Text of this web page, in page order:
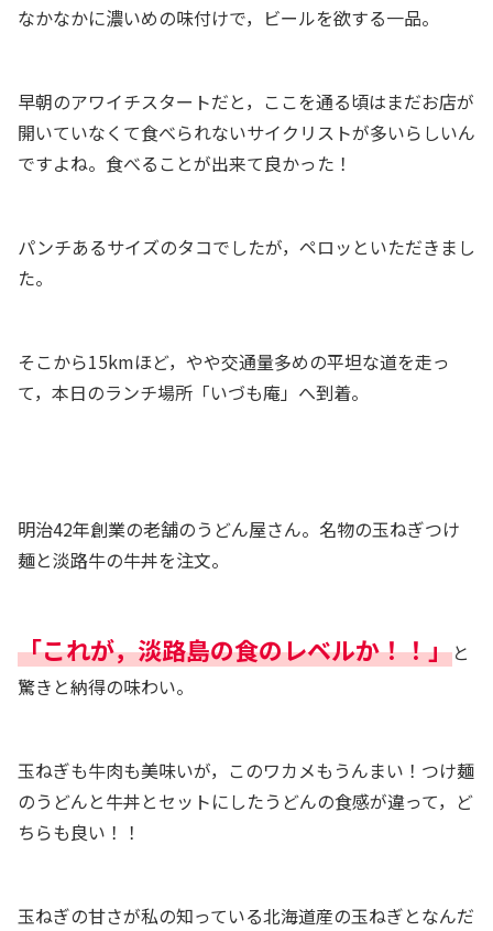
なかなかに濃いめの味付けで，ビールを欲する一品。
早朝のアワイチスタートだと，ここを通る頃はまだお店が
開いていなくて食べられないサイクリストが多いらしいん
ですよね。食べることが出来て良かった！
パンチあるサイズのタコでしたが，ペロッといただきまし
た。
そこから15kmほど，やや交通量多めの平坦な道を走っ
て，本日のランチ場所「いづも庵」へ到着。
明治42年創業の老舗のうどん屋さん。名物の玉ねぎつけ
麺と淡路牛の牛丼を注文。
「これが，淡路島の食のレベルか！！」と
驚きと納得の味わい。
玉ねぎも牛肉も美味いが，このワカメもうんまい！つけ麺
のうどんと牛丼とセットにしたうどんの食感が違って，ど
ちらも良い！！
玉ねぎの甘さが私の知っている北海道産の玉ねぎとなんだ